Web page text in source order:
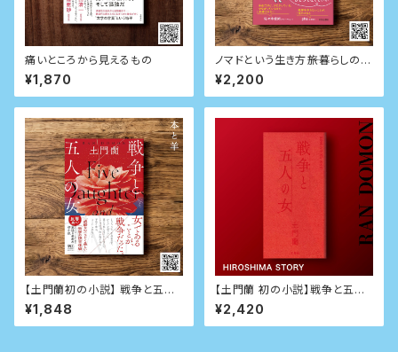
痛いところから見えるもの
¥1,870
ノマドという生き方――旅暮らしの人
類学
¥2,200
【土門蘭初の小説】 戦争と五人
の女 （河出書房新社版）
¥1,848
【土門蘭 初の小説】戦争と五人
の女（サイン本）京都文鳥社版
¥2,420